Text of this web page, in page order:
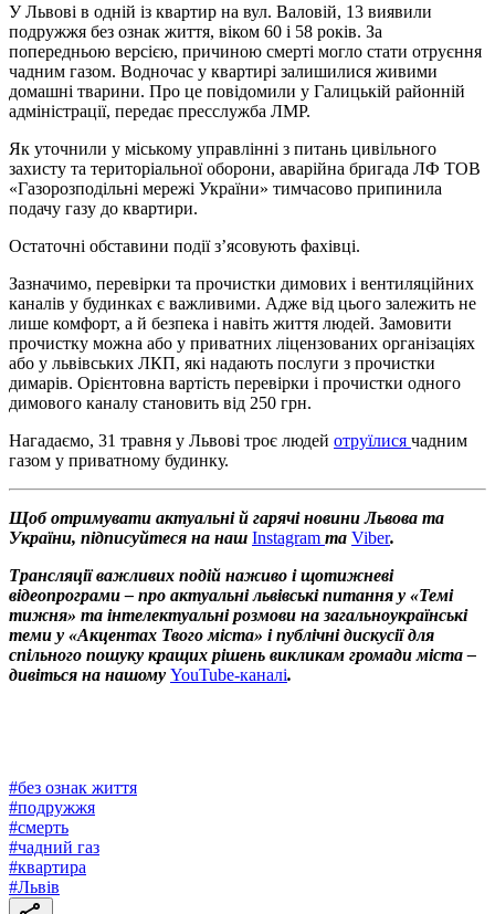
У Львові в одній із квартир на вул. Валовій, 13 виявили
подружжя без ознак життя, віком 60 і 58 років. За
попередньою версією, причиною смерті могло стати отруєння
чадним газом. Водночас у квартирі залишилися живими
домашні тварини. Про це повідомили у Галицькій районній
адміністрації, передає пресслужба ЛМР.
Як уточнили у міському управлінні з питань цивільного
захисту та територіальної оборони, аварійна бригада ЛФ ТОВ
«Газорозподільні мережі України» тимчасово припинила
подачу газу до квартири.
Остаточні обставини події з’ясовують фахівці.
Зазначимо, перевірки та прочистки димових і вентиляційних
каналів у будинках є важливими. Адже від цього залежить не
лише комфорт, а й безпека і навіть життя людей. Замовити
прочистку можна або у приватних ліцензованих організаціях
або у львівських ЛКП, які надають послуги з прочистки
димарів. Орієнтовна вартість перевірки і прочистки одного
димового каналу становить від 250 грн.
Нагадаємо, 31 травня у Львові троє людей отруїлися чадним
газом у приватному будинку.
Щоб отримувати актуальні й гарячі новини Львова та
України, підписуйтеся на наш Instagram та Viber.
Трансляції важливих подій наживо і щотижневі
відеопрограми – про актуальні львівські питання у «Темі
тижня» та інтелектуальні розмови на загальноукраїнські
теми у «Акцентах Твого міста» і публічні дискусії для
спільного пошуку кращих рішень викликам громади міста –
дивіться на нашому YouTube-каналі.
#без ознак життя
#подружжя
#смерть
#чадний газ
#квартира
#Львів